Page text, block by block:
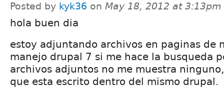
Posted by kyk36 on May 18, 2012 at 3:13pm
hola buen dia
estoy adjuntando archivos en paginas de
manejo drupal 7 si me hace la busqueda
archivos adjuntos no me muestra
que esta escrito dentro del mismo drupal.